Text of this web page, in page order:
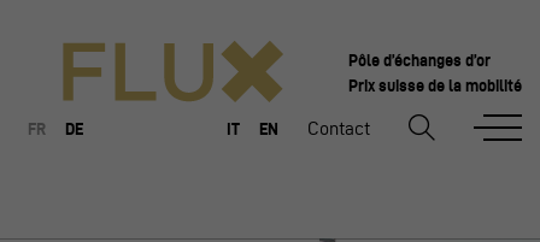
Pôle d’échanges d’or
Prix suisse de la mobilité
FR DE IT EN Contact